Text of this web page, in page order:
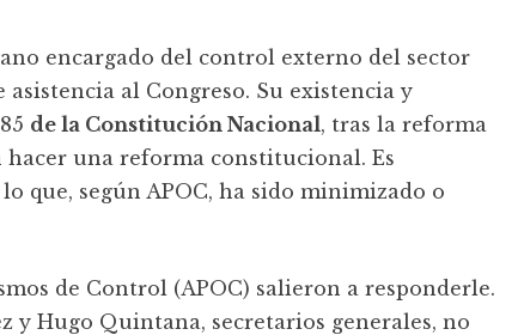
encargado del control externo del sector
al Congreso. Su existencia y
de la Constitución Nacional, tras la reforma
hacer una reforma constitucional. Es
que, según APOC, ha sido minimizado o
de Control (APOC) salieron a responderle.
Hugo Quintana, secretarios generales, no